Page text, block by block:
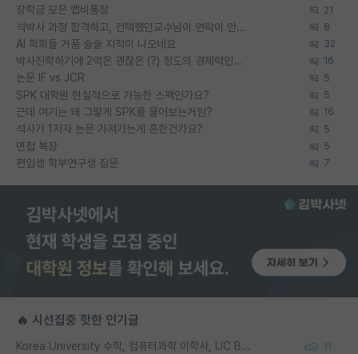
장학금 모은 랩비통장 21
석박사 과정 합격하고, 컨택했던교수님이 연락이 안됩니다... 8
AI 학회들 거품 슬슬 지적이 나오네요 32
박사진학하기에 2억은 괜찮은 (?) 정도의 경제력인가요 16
논문 IF vs JCR 5
SPK 대학원 현실적으로 가능한 스펙인가요? 5
근데 여기는 왜 그렇게 SPK를 물어보는거임? 16
석사가 1저자 논문 가져가는게 흔한건가요? 5
면접 복장 5
편입생 학부연구생 질문 7
🔥 시선집중 핫한 인기글
Korea University 수학, 컴퓨터과학 이학사, UC Berkeley 산업공학 대학원 공학박사가 되는 것은 쉽지 않겠죠? 11